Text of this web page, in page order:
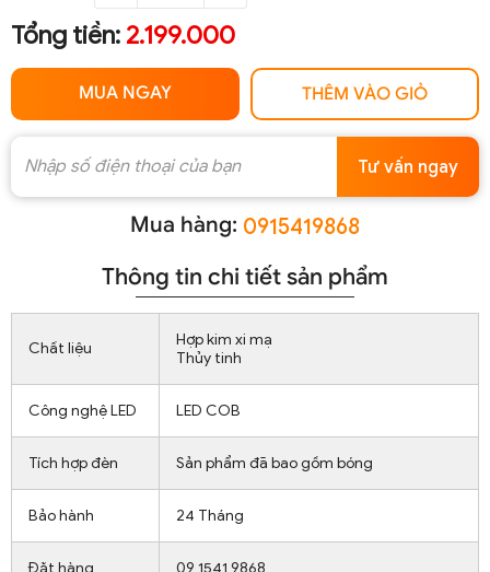
Tổng tiền: 2.199.000
MUA NGAY THÊM VÀO GIỎ
Tư vấn ngay
Mua hàng: 0915419868
Thông tin chi tiết sản phẩm
Chất liệu
Hợp kim xi mạ
Thủy tinh
Công nghệ LED LED COB
Tích hợp đèn Sản phẩm đã bao gồm bóng
Bảo hành 24 Tháng